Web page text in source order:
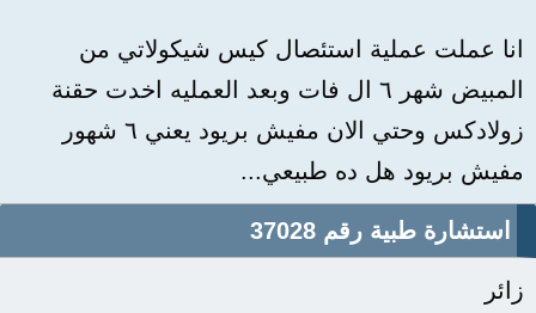
انا عملت عملية استئصال كيس شيكولاتي من
المبيض شهر ٦ ال فات وبعد العمليه اخدت حقنة
زولادكس وحتي الان مفيش بريود يعني ٦ شهور
مفيش بريود هل ده طبيعي...
استشارة طبية رقم 37028
زائر